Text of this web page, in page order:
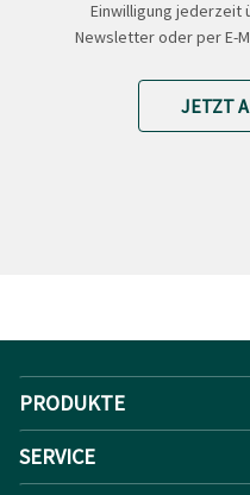
Einwilligung jederzeit
Newsletter oder per E-
JETZT
PRODUKTE
SERVICE